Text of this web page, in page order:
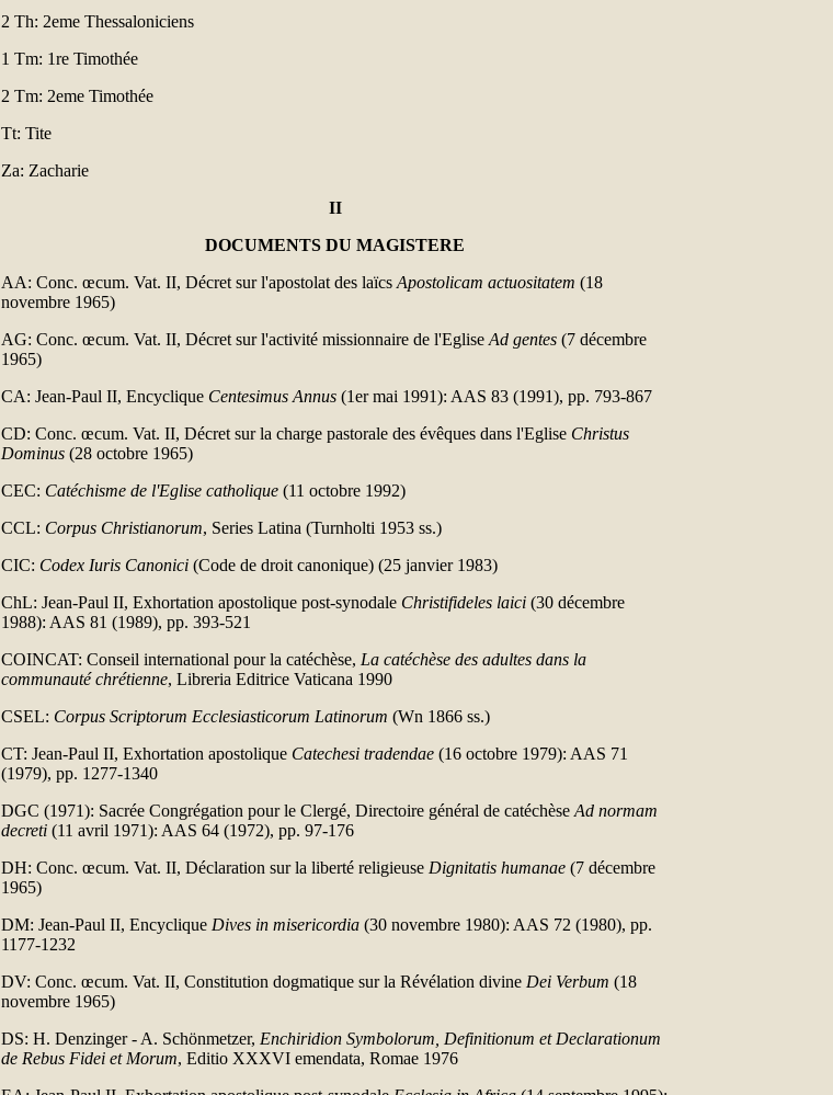
2 Th: 2eme Thessaloniciens
1 Tm: 1re Timothée
2 Tm: 2eme Timothée
Tt: Tite
Za: Zacharie
II
DOCUMENTS DU MAGISTERE
AA: Conc. œcum. Vat. II, Décret sur l'apostolat des laïcs Apostolicam actuositatem (18
novembre 1965)
AG: Conc. œcum. Vat. II, Décret sur l'activité missionnaire de l'Eglise Ad gentes (7 décembre
1965)
CA: Jean-Paul II, Encyclique Centesimus Annus (1er mai 1991): AAS 83 (1991), pp. 793-867
CD: Conc. œcum. Vat. II, Décret sur la charge pastorale des évêques dans l'Eglise Christus
Dominus (28 octobre 1965)
CEC: Catéchisme de l'Eglise catholique (11 octobre 1992)
CCL: Corpus Christianorum, Series Latina (Turnholti 1953 ss.)
CIC: Codex Iuris Canonici (Code de droit canonique) (25 janvier 1983)
ChL: Jean-Paul II, Exhortation apostolique post-synodale Christifideles laici (30 décembre
1988): AAS 81 (1989), pp. 393-521
COINCAT: Conseil international pour la catéchèse, La catéchèse des adultes dans la
communauté chrétienne, Libreria Editrice Vaticana 1990
CSEL: Corpus Scriptorum Ecclesiasticorum Latinorum (Wn 1866 ss.)
CT: Jean-Paul II, Exhortation apostolique Catechesi tradendae (16 octobre 1979): AAS 71
(1979), pp. 1277-1340
DGC (1971): Sacrée Congrégation pour le Clergé, Directoire général de catéchèse Ad normam
decreti (11 avril 1971): AAS 64 (1972), pp. 97-176
DH: Conc. œcum. Vat. II, Déclaration sur la liberté religieuse Dignitatis humanae (7 décembre
1965)
DM: Jean-Paul II, Encyclique Dives in misericordia (30 novembre 1980): AAS 72 (1980), pp.
1177-1232
DV: Conc. œcum. Vat. II, Constitution dogmatique sur la Révélation divine Dei Verbum (18
novembre 1965)
DS: H. Denzinger - A. Schönmetzer, Enchiridion Symbolorum, Definitionum et Declarationum
de Rebus Fidei et Morum, Editio XXXVI emendata, Romae 1976